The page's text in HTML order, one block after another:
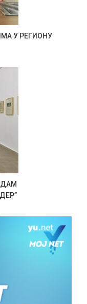
У РЕГИОНУ